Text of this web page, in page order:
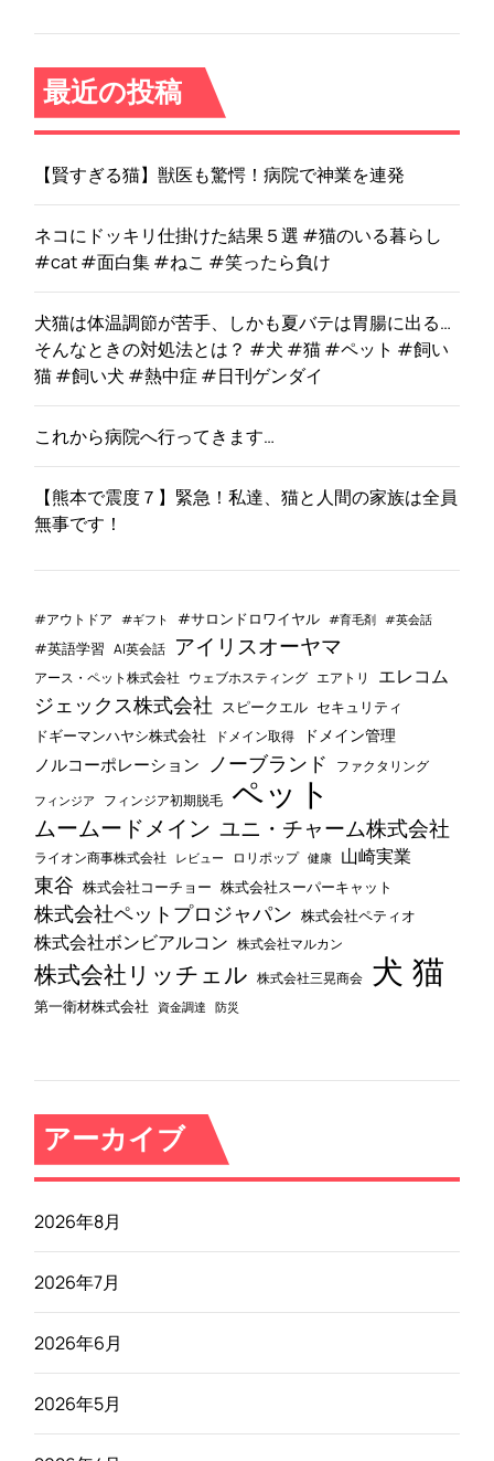
最近の投稿
【賢すぎる猫】獣医も驚愕！病院で神業を連発
ネコにドッキリ仕掛けた結果５選 #猫のいる暮らし
#cat #面白集 #ねこ #笑ったら負け
犬猫は体温調節が苦手、しかも夏バテは胃腸に出る…
そんなときの対処法とは？ #犬 #猫 #ペット #飼い
猫 #飼い犬 #熱中症 #日刊ゲンダイ
これから病院へ行ってきます…
【熊本で震度７】緊急！私達、猫と人間の家族は全員
無事です！
#アウトドア #ギフト #サロンドロワイヤル #育毛剤 #英会話
#英語学習 AI英会話 アイリスオーヤマ
アース・ペット株式会社 ウェブホスティング エアトリ エレコム
ジェックス株式会社 スピークエル セキュリティ
ドギーマンハヤシ株式会社 ドメイン取得 ドメイン管理
ノルコーポレーション ノーブランド ファクタリング
フィンジア フィンジア初期脱毛 ペット
ムームードメイン ユニ・チャーム株式会社
ライオン商事株式会社 レビュー ロリポップ 健康 山崎実業
東谷 株式会社コーチョー 株式会社スーパーキャット
株式会社ペットプロジャパン 株式会社ペティオ
株式会社ボンビアルコン 株式会社マルカン
株式会社リッチェル 株式会社三晃商会 犬 猫
第一衛材株式会社 資金調達 防災
アーカイブ
2026年8月
2026年7月
2026年6月
2026年5月